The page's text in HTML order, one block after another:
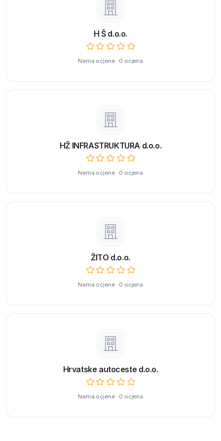
H Š d.o.o.
Nema ocjene · 0 ocjena
HŽ INFRASTRUKTURA d.o.o.
Nema ocjene · 0 ocjena
ŽITO d.o.o.
Nema ocjene · 0 ocjena
Hrvatske autoceste d.o.o.
Nema ocjene · 0 ocjena